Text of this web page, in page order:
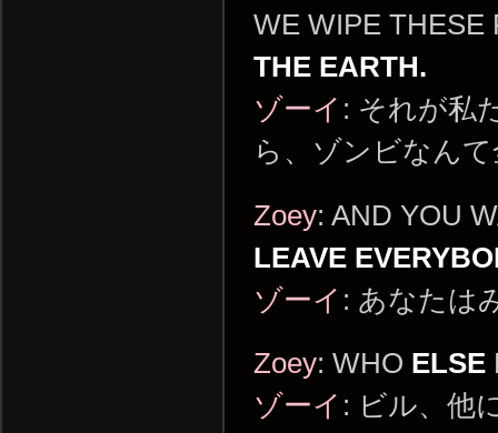
WE WIPE
THE EARTH.
ゾーイ : それが私
ら、ゾンビなん
Zoey: AND YOU
LEAVE
ゾーイ : あなたは
Zoey: WHO ELSE
ゾーイ : ビル、他